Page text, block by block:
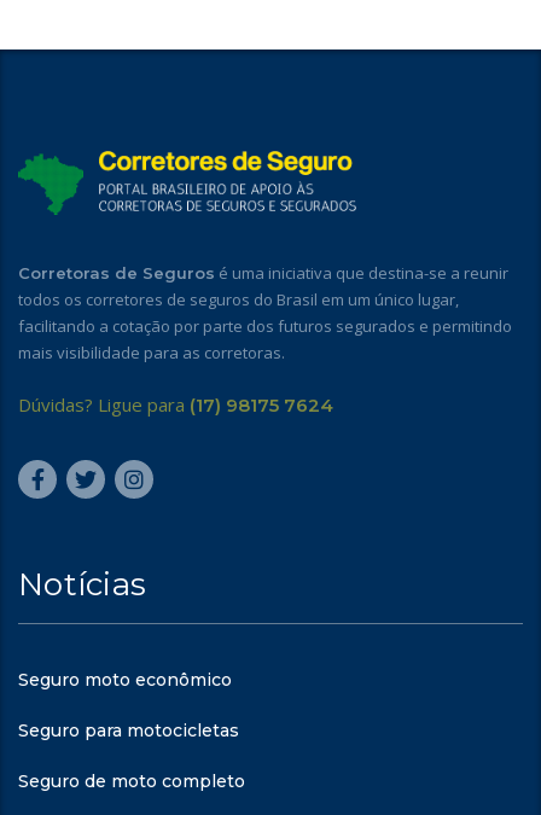
Corretoras de Seguros é uma iniciativa que destina-se a reunir
todos os corretores de seguros do Brasil em um único lugar,
facilitando a cotação por parte dos futuros segurados e permitindo
mais visibilidade para as corretoras.
Dúvidas? Ligue para (17) 98175 7624
Notícias
Seguro moto econômico
Seguro para motocicletas
Seguro de moto completo